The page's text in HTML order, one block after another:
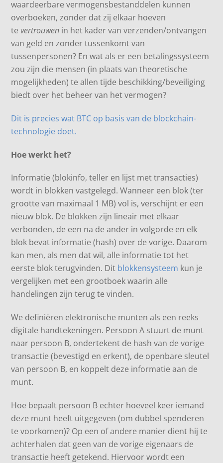
waardeerbare vermogensbestanddelen kunnen
overboeken, zonder dat zij elkaar hoeven
tevertrouwen in het kader van verzenden/ontvangen
van geld en zonder tussenkomt van
tussenpersonen? En wat als er een betalingssysteem
zou zijn die mensen (in plaats van theoretische
mogelijkheden) te allen tijde beschikking/beveiliging
biedt over het beheer van het vermogen?
Dit is precies wat BTC op basis van de blockchain-
technologie doet.
Hoe werkt het?
Informatie (blokinfo, teller en lijst met transacties)
wordt in blokken vastgelegd. Wanneer een blok (ter
grootte van maximaal 1 MB) vol is, verschijnt er een
nieuw blok. De blokken zijn lineair met elkaar
verbonden, de een na de ander in volgorde en elk
blok bevat informatie (hash) over de vorige. Daarom
kan men, als men dat wil, alle informatie tot het
eerste blok terugvinden. Dit blokkensysteem kun je
vergelijken met een grootboek waarin alle
handelingen zijn terug te vinden.
We definiëren elektronische munten als een reeks
digitale handtekeningen. Persoon A stuurt de munt
naar persoon B, ondertekent de hash van de vorige
transactie (bevestigd en erkent), de openbare sleutel
van persoon B, en koppelt deze informatie aan de
munt.
Hoe bepaalt persoon B echter hoeveel keer iemand
deze munt heeft uitgegeven (om dubbel spenderen
te voorkomen)? Op een of andere manier dient hij te
achterhalen dat geen van de vorige eigenaars de
transactie heeft getekend. Hiervoor wordt een